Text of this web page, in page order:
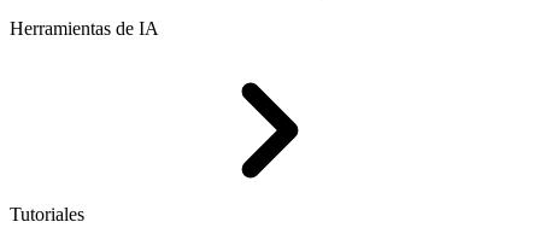
Herramientas de IA
Tutoriales